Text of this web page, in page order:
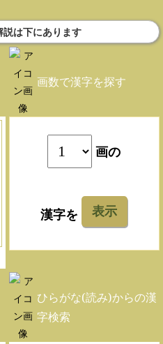
は下にあります
画数で漢字を探す
画の
漢字を 表示
ひらがな(読み)からの漢
字検索